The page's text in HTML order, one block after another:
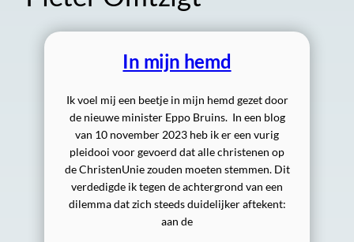
In mijn hemd
Ik voel mij een beetje in mijn hemd gezet door
de nieuwe minister Eppo Bruins. In een blog
van 10 november 2023 heb ik er een vurig
pleidooi voor gevoerd dat alle christenen op
de ChristenUnie zouden moeten stemmen. Dit
verdedigde ik tegen de achtergrond van een
dilemma dat zich steeds duidelijker aftekent:
aan de